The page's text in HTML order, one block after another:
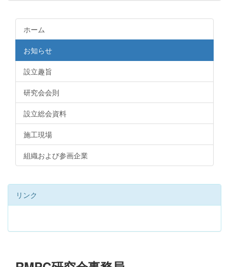
ホーム
お知らせ
設立趣旨
研究会会則
設立総会資料
施工現場
組織および参画企業
リンク